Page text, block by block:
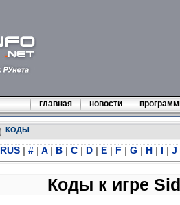
главная новости
КОДЫ
RUS | # | A | B | C | D | E | F | G | H | I | J
Коды к игре